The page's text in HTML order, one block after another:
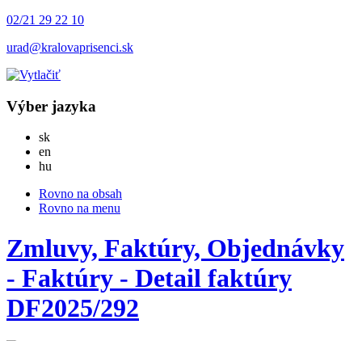
02/21 29 22 10
urad@kralovaprisenci.sk
Výber jazyka
skSlovensky
en
hu
Rovno na obsah
Rovno na menu
Zmluvy, Faktúry, Objednávky
- Faktúry - Detail faktúry
DF2025/292